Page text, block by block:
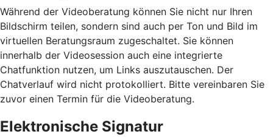
Während der Videoberatung können Sie nicht nur Ihren
Bildschirm teilen, sondern sind auch per Ton und Bild im
virtuellen Beratungsraum zugeschaltet. Sie können
innerhalb der Videosession auch eine integrierte
Chatfunktion nutzen, um Links auszutauschen. Der
Chatverlauf wird nicht protokolliert. Bitte vereinbaren Sie
zuvor einen Termin für die Videoberatung.
Elektronische Signatur